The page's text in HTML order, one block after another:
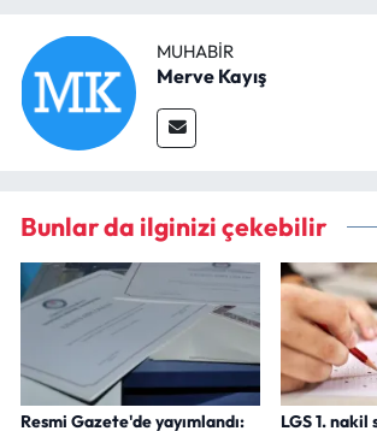
MUHABIR
Merve Kayış
Bunlar da ilginizi çekebilir
Resmi Gazete'de yayımlandı:
LGS 1. nakil